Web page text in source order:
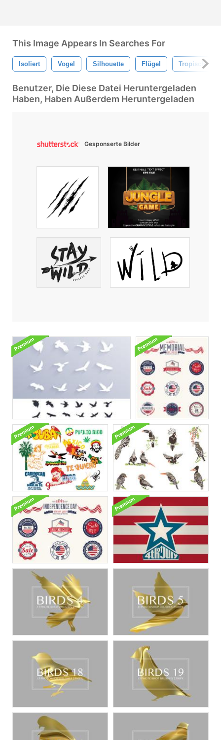
This Image Appears In Searches For
Isoliert Vogel Silhouette Flügel Tropisch
Benutzer, Die Diese Datei Heruntergeladen
Haben, Haben Außerdem Heruntergeladen
Gesponserte Bilder